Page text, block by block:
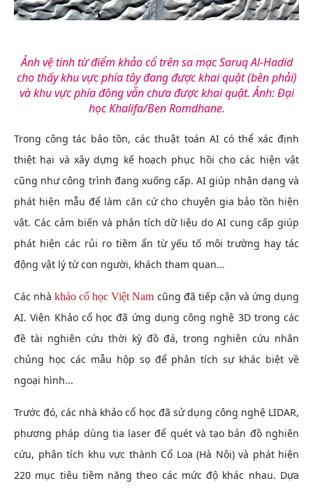
Ảnh vệ tinh từ điểm khảo cổ trên sa mạc Saruq Al-Hadid
cho thấy khu vực phía tây đang được khai quật (bên phải)
và khu vực phía đông vẫn chưa được khai quật. Ảnh: Đại
học Khalifa/Ben Romdhane.
Trong công tác bảo tồn, các thuật toán AI có thể xác định
thiệt hại và xây dựng kế hoạch phục hồi cho các hiện vật
cũng như công trình đang xuống cấp. AI giúp nhận dạng và
phát hiện mẫu để làm căn cứ cho chuyên gia bảo tồn hiện
vật. Các cảm biến và phân tích dữ liệu do AI cung cấp giúp
phát hiện các rủi ro tiềm ẩn từ yếu tố môi trường hay tác
động vật lý từ con người, khách tham quan...
Các nhàkhảo cổ học Việt Nam cũng đã tiếp cận và ứng dụng
AI. Viện Khảo cổ học đã ứng dụng công nghệ 3D trong các
đề tài nghiên cứu thời kỳ đồ đá, trong nghiên cứu nhân
chủng học các mẫu hộp sọ để phân tích sự khác biệt về
ngoại hình...
Trước đó, các nhà khảo cổ học đã sử dụng công nghệ LIDAR,
phương pháp dùng tia laser để quét và tạo bản đồ nghiên
cứu, phân tích khu vực thành Cổ Loa (Hà Nội) và phát hiện
220 mục tiêu tiềm năng theo các mức độ khác nhau. Dựa